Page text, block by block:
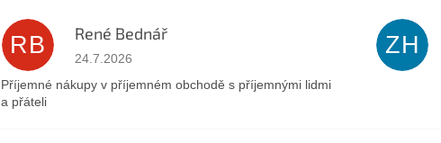
RB René Bednář
Hodnocení obchodu je 5 z 5 hvězdiček.
24.7.2026
Příjemné nákupy v příjemném obchodě s příjemnými lidmi
a přáteli
ZH